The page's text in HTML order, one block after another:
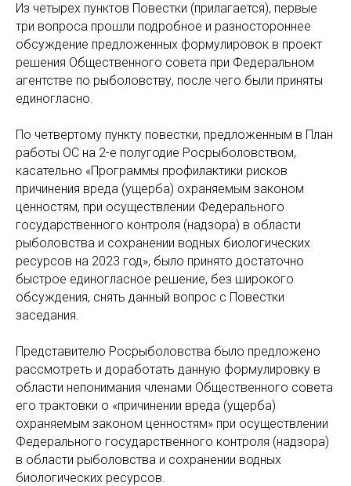
Из четырех пунктов Повестки (прилагается), первые
три вопроса прошли подробное и разностороннее
обсуждение предложенных формулировок в проект
решения Общественного совета при Федеральном
агентстве по рыболовству, после чего были приняты
единогласно.
По четвертому пункту повестки, предложенным в План
работы ОС на 2-е полугодие Росрыболовством,
касательно «Программы профилактики рисков
причинения вреда (ущерба) охраняемым законом
ценностям, при осуществлении Федерального
государственного контроля (надзора) в области
рыболовства и сохранении водных биологических
ресурсов на 2023 год», было принято достаточно
быстрое единогласное решение, без широкого
обсуждения, снять данный вопрос с Повестки
заседания.
Представителю Росрыболовства было предложено
рассмотреть и доработать данную формулировку в
области непонимания членами Общественного совета
его трактовки о «причинении вреда (ущерба)
охраняемым законом ценностям» при осуществлении
Федерального государственного контроля (надзора)
в области рыболовства и сохранении водных
биологических ресурсов.